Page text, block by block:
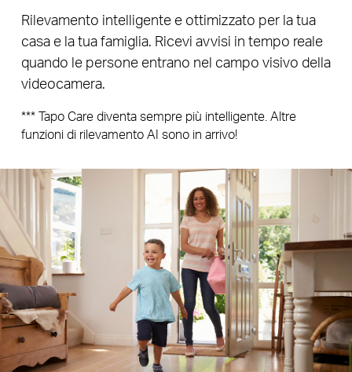
Rilevamento intelligente e ottimizzato per la tua
casa e la tua famiglia. Ricevi avvisi in tempo reale
quando le persone entrano nel campo visivo della
videocamera.
*** Tapo Care diventa sempre più intelligente. Altre
funzioni di rilevamento AI sono in arrivo!